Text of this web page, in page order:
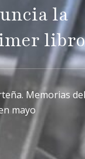
la
libro
Memorias del
mayo